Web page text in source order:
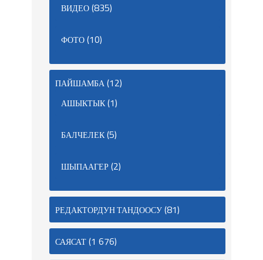
ВИДЕО(835)
ФОТО(10)
ПАЙШАМБА(12)
АШЫКТЫК(1)
БАЛЧЕЛЕК(5)
ШЫПААГЕР(2)
РЕДАКТОРДУН ТАНДООСУ(81)
САЯСАТ(1 676)